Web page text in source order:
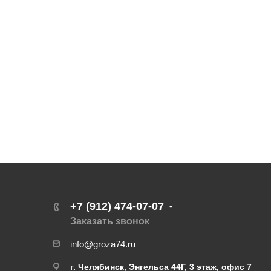
+7 (912) 474-07-07
Заказать звонок
info@groza74.ru
г. Челябинск, Энгельса 44Г, 3 этаж, офис 7